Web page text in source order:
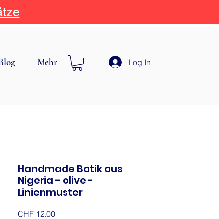
Mehr Log In
Handmade Batik aus
Nigeria - olive -
Linienmuster
CHF 12.00Price